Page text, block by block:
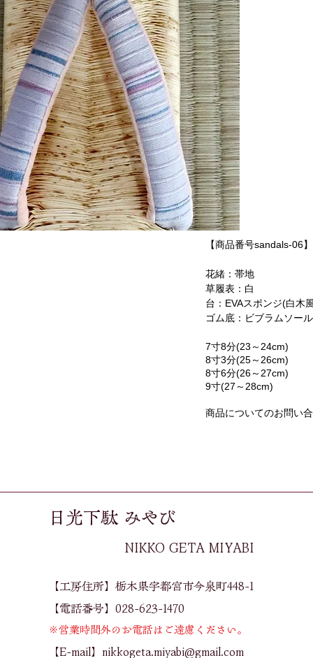
【商品番号sandals-06】
花緒：帯地
草履表：白
台：EVAスポンジ(白木
ゴム底：ビブラムソール
7寸8分(23～
8寸3分(25～
8寸6分(26～
9寸(27～28cm)
商品についてのお問い
日光下駄 みやび
​NIKKO GETA MIYABI
【工房住所】栃木県宇都宮市今泉町448-1​
【電話番号】028-623-1470
※営業時間外のお電話はご遠慮ください。
【E-mail】 nikkogeta.miyabi@gmail.com